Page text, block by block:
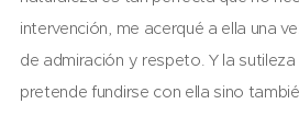
intervención, me acerqué a ella una
de admiración y respeto. Y la
pretende fundirse con ella sino